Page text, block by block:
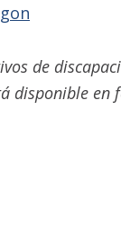
de
disponible en